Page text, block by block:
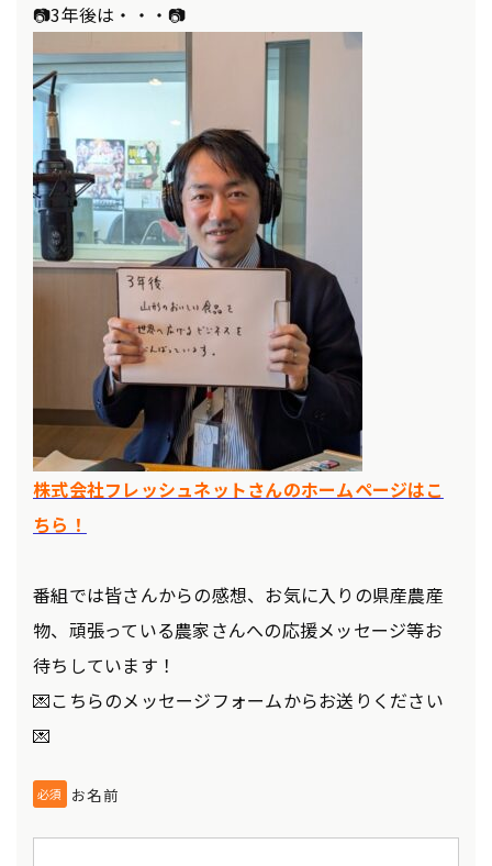
📷3年後は・・・📷
株式会社フレッシュネットさんのホームページはこ
ちら！
番組では皆さんからの感想、お気に入りの県産農産
物、頑張っている農家さんへの応援メッセージ等お
待ちしています！
💌こちらのメッセージフォームからお送りください
💌
必須 お名前